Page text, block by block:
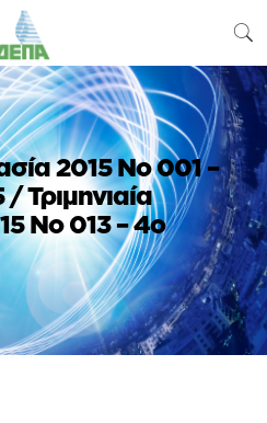
2015 Νο 001 –
Τριμηνιαία
Νο 013 – 4ο